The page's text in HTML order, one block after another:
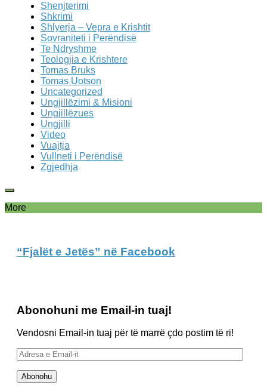
Shenjterimi
Shkrimi
Shlyerja – Vepra e Krishtit
Sovraniteti i Perëndisë
Te Ndryshme
Teologjia e Krishtere
Tomas Bruks
Tomas Uotson
Uncategorized
Ungjillëzimi & Misioni
Ungjillëzues
Ungjilli
Video
Vuajtja
Vullneti i Perëndisë
Zgjedhja
More
“Fjalët e Jetës” në Facebook
Abonohuni me Email-in tuaj!
Vendosni Email-in tuaj për të marrë çdo postim të ri!
Adresa
e
Email-
it
Abonohu